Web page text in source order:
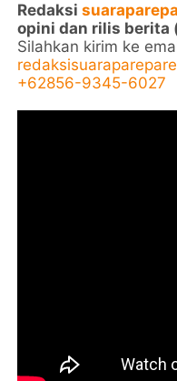
Redaksi
opini dan rilis berita
Silahkan kirim ke
+62856-9345-6027